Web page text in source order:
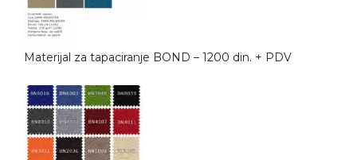
Materijal za tapaciranje BOND – 1200 din. + PDV